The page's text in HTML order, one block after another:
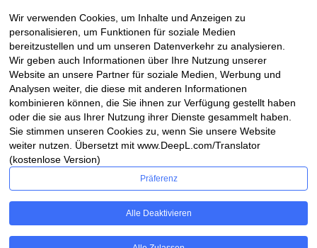
April 2019(5)
März 2019 (1)
November 2018(10)
Oktober 2018(5)
September 2018
(1)
Mai 2018
(4)
April 2018 (4)
März 2018(1)
Februar 2018(2)
Dezember 2017 (3)
November 2017(18)
Oktober 2017(12)
HRS-LIVTICKER – via Facebook
Ticker
Wir verwenden Cookies, um Inhalte und Anzeigen zu
personalisieren, um Funktionen für soziale Medien
bereitzustellen und um unseren Datenverkehr zu analysieren.
Wir geben auch Informationen über Ihre Nutzung unserer
Website an unsere Partner für soziale Medien, Werbung und
Analysen weiter, die diese mit anderen Informationen
kombinieren können, die Sie ihnen zur Verfügung gestellt haben
oder die sie aus Ihrer Nutzung ihrer Dienste gesammelt haben.
Sie stimmen unseren Cookies zu, wenn Sie unsere Website
weiter nutzen. Übersetzt mit www.DeepL.com/Translator
(kostenlose Version)
Präferenz
Alle Deaktivieren